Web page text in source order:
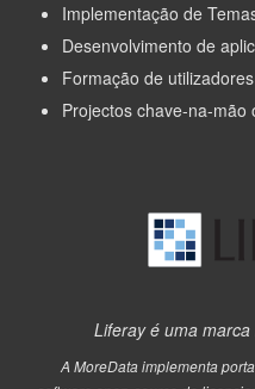
Implementação de
Desenvolvimento de
Formação de
Projectos chave-na-mão
Liferay é uma
A MoreData implementa